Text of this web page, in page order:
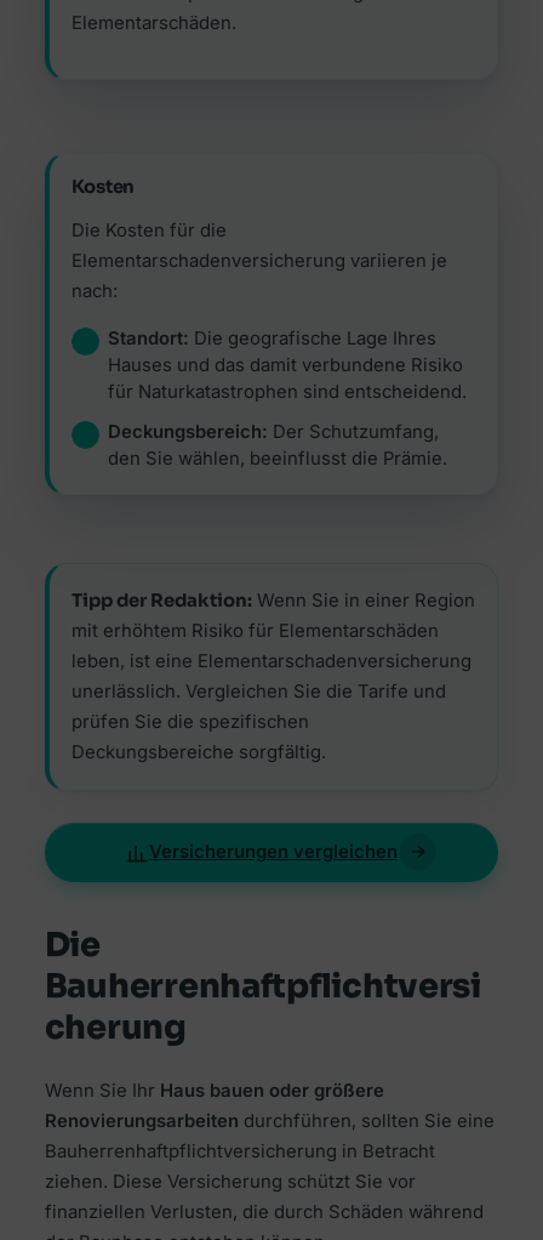
Elementarschäden.
Kosten
Die Kosten für die
Elementarschadenversicherung variieren je
nach:
Standort: Die geografische Lage Ihres
Hauses und das damit verbundene Risiko
für Naturkatastrophen sind entscheidend.
Deckungsbereich: Der Schutzumfang,
den Sie wählen, beeinflusst die Prämie.
Tipp der Redaktion: Wenn Sie in einer Region
mit erhöhtem Risiko für Elementarschäden
leben, ist eine Elementarschadenversicherung
unerlässlich. Vergleichen Sie die Tarife und
prüfen Sie die spezifischen
Deckungsbereiche sorgfältig.
Versicherungen vergleichen
Die
Bauherrenhaftpflichtversi
cherung
Wenn Sie Ihr Haus bauen oder größere
Renovierungsarbeiten durchführen, sollten Sie eine
Bauherrenhaftpflichtversicherung in Betracht
ziehen. Diese Versicherung schützt Sie vor
finanziellen Verlusten, die durch Schäden während